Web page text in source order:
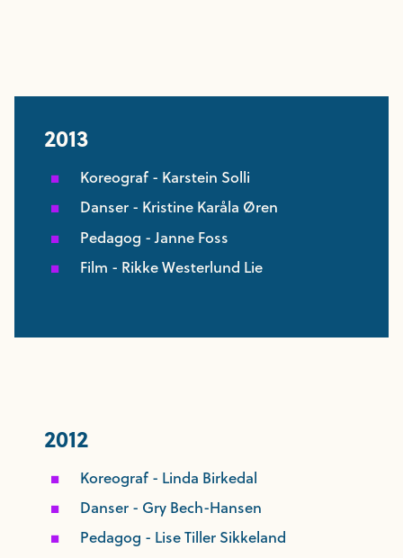
2013
Koreograf - Karstein Solli
Danser - Kristine Karåla Øren
Pedagog - Janne Foss
Film - Rikke Westerlund Lie
2012
Koreograf - Linda Birkedal
Danser - Gry Bech-Hansen
Pedagog - Lise Tiller Sikkeland